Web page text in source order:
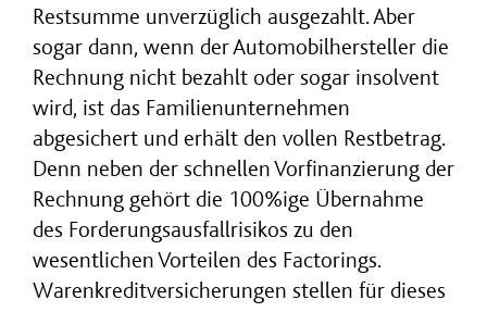
Restsumme unverzüglich ausgezahlt. Aber
sogar dann, wenn der Automobilhersteller die
Rechnung nicht bezahlt oder sogar insolvent
wird, ist das Familienunternehmen
abgesichert und erhält den vollen Restbetrag.
Denn neben der schnellen Vorfinanzierung der
Rechnung gehört die 100%ige Übernahme
des Forderungsausfallrisikos zu den
wesentlichen Vorteilen des Factorings.
Warenkreditversicherungen stellen für dieses